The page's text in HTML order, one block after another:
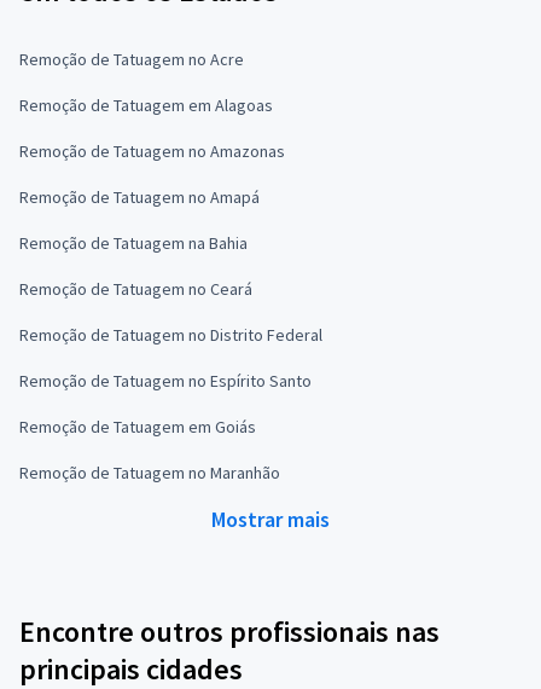
Remoção de Tatuagem no Acre
Remoção de Tatuagem em Alagoas
Remoção de Tatuagem no Amazonas
Remoção de Tatuagem no Amapá
Remoção de Tatuagem na Bahia
Remoção de Tatuagem no Ceará
Remoção de Tatuagem no Distrito Federal
Remoção de Tatuagem no Espírito Santo
Remoção de Tatuagem em Goiás
Remoção de Tatuagem no Maranhão
Mostrar mais
Encontre outros profissionais nas
principais cidades